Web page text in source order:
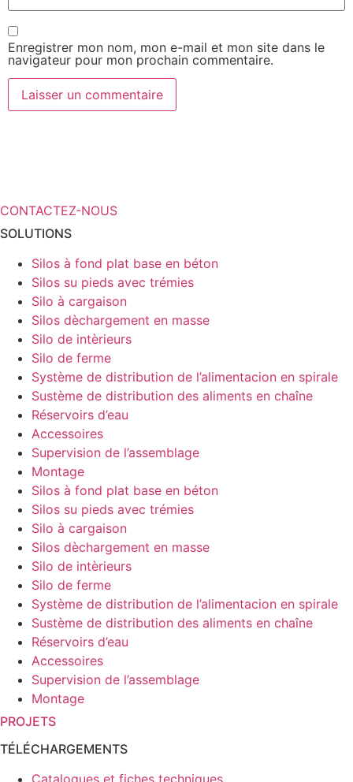
Enregistrer mon nom, mon e-mail et mon site dans le
navigateur pour mon prochain commentaire.
CONTACTEZ-NOUS
SOLUTIONS
Silos à fond plat base en béton
Silos su pieds avec trémies
Silo à cargaison
Silos dèchargement en masse
Silo de intèrieurs
Silo de ferme
Système de distribution de l’alimentacion en spirale
Sustème de distribution des aliments en chaîne
Réservoirs d’eau
Accessoires
Supervision de l’assemblage
Montage
Silos à fond plat base en béton
Silos su pieds avec trémies
Silo à cargaison
Silos dèchargement en masse
Silo de intèrieurs
Silo de ferme
Système de distribution de l’alimentacion en spirale
Sustème de distribution des aliments en chaîne
Réservoirs d’eau
Accessoires
Supervision de l’assemblage
Montage
PROJETS
TÉLÉCHARGEMENTS